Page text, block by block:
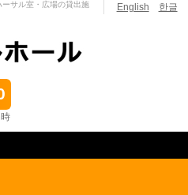
English 한글
サル室・広場の貸出施